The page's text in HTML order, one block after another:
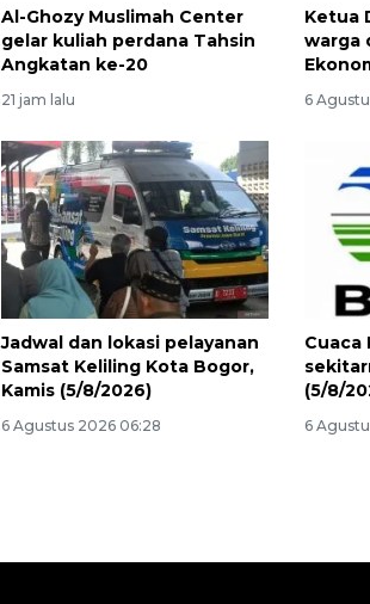
Al-Ghozy Muslimah Center
gelar kuliah perdana Tahsin
Angkatan ke-20
21 jam lalu
Ketua
warga
6
Jadwal dan lokasi pelayanan
Samsat Keliling Kota Bogor,
Kamis (5/8/2026)
6 Agustus 2026 06:28
Cuaca
(5/8/
6
Vaksin HPV
laki